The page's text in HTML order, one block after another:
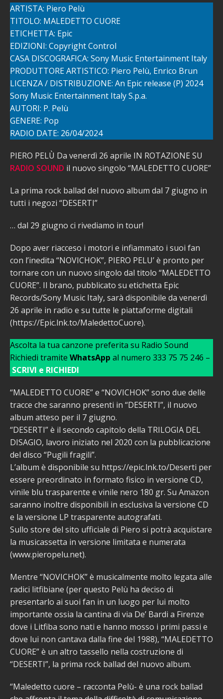
ARTISTA: Piero Pelù
TITOLO: MALEDETTO CUORE
ETICHETTA: Epic
EDIZIONI: Copyright Control
CASA DISCOGRAFICA: Sony Music Entertainment Italy
PRODUTTORE ARTISTICO: Piero Pelù, Enrico Brun
LICENZA / DISTRIBUZIONE: An Epic release (P) 2024
Sony Music Entertainment Italy S.p.a.
AUTORI: P. Pelù
GENERE: Pop
RADIO DATE: 26/04/2024
PIERO PELÙ Da venerdì 26 aprile IN ROTAZIONE SU
RADIO SOUND il nuovo singolo “MALEDETTO CUORE”
La prima rock ballad del nuovo album dal 7 giugno in
tutti i negozi “DESERTI”
… dal 29 giugno ci rivediamo in tour!
Dopo aver riacceso i motori e infiammato i suoi fan
con l’inedita “NOVICHOK”, PIERO PELU’ è pronto per
tornare con un nuovo singolo dal titolo “MALEDETTO
CUORE”. Il brano, pubblicato su etichetta Epic
Records/Sony Music Italy, sarà disponibile da venerdì
26 aprile in radio e su tutte le piattaforme digitali
(https://Epic.lnk.to/MaledettoCuore).
Ascolta la tua canzone preferita su Radio Sound
Richiedi tramite WhatsApp al numero 333 75 75 246 –
SCRIVI e RICHIEDI
“MALEDETTO CUORE” e “NOVICHOK” sono due delle
tracce che saranno presenti in “DESERTI”, il nuovo
album atteso per il 7 giugno.
“DESERTI” è il secondo capitolo della TRILOGIA DEL
DISAGIO, lavoro iniziato nel 2020 con la pubblicazione
del disco “Pugili fragili”.
L’album è disponibile su https://epic.lnk.to/Deserti per
essere preordinato in formato fisico in versione CD,
vinile blu trasparente e vinile nero 180 gr. Su Amazon
saranno inoltre disponibili in esclusiva la versione CD
e la versione LP trasparente autografati.
Sullo store del sito ufficiale di Piero si potrà acquistare
la musicassetta in versione limitata e numerata
(www.pieropelu.net).
Mentre “NOVICHOK” è musicalmente molto legata alle
radici litfibiane (per questo Pelù ha deciso di
presentarlo ai suoi fan in un luogo per lui molto
importante ossia la cantina di via De’ Bardi a Firenze
dove i Litfiba sono nati e hanno mosso i primi passi e
dove lui non cantava dalla fine del 1988), “MALEDETTO
CUORE” è un altro tassello nella costruzione di
“DESERTI”, la prima rock ballad del nuovo album.
“Maledetto cuore – racconta Pelù- è una rock ballad